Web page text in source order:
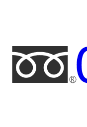
フ
リ
ー